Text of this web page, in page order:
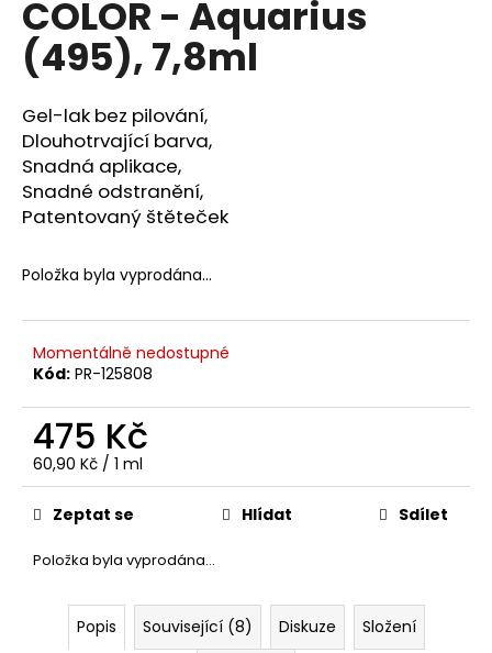
COLOR - Aquarius
(495), 7,8ml
Gel-lak bez pilování,
Dlouhotrvající barva,
Snadná aplikace,
Snadné odstranění,
Patentovaný štěteček
Položka byla vyprodána…
Momentálně nedostupné
Kód: PR-125808
475 Kč
Měrná
cena:
60,90 Kč / 1 ml
Položka byla vyprodána…
Zeptat se Hlídat Sdílet
Popis Související (8) Diskuze
Složení
a
j
í
t
?
D
o
p
u
č
u
e